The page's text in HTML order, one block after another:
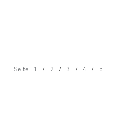
Seite 1 2 3 4 5